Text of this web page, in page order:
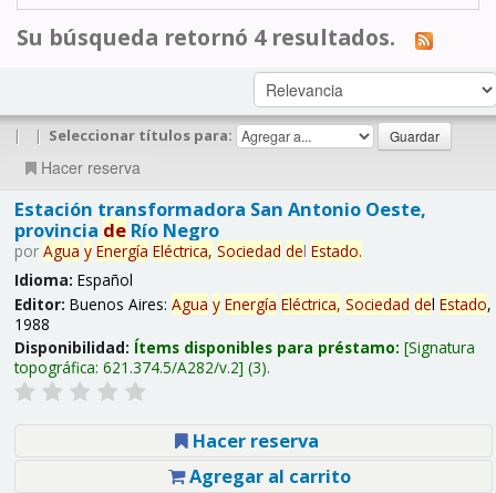
Su búsqueda retornó 4 resultados.
| | Seleccionar títulos para:
Hacer reserva
Estación transformadora San Antonio Oeste,
provincia deRío Negro
por Agua y Energía Eléctrica, Sociedad del Estado.
Idioma: Español
Editor: Buenos Aires: Agua y Energía Eléctrica, Sociedad del Estado,
1988
Disponibilidad: Ítems disponibles para préstamo: Signatura
topográfica: 621.374.5/A282/v.2 (3).
Hacer reserva
Agregar al carrito